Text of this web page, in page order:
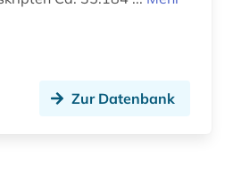
Zur Datenbank